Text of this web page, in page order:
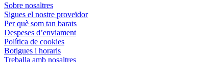
Sobre nosaltres
Sigues el nostre proveïdor
Per què som tan barats
Despeses d’enviament
Política de cookies
Botigues i horaris
Treballa amb nosaltres